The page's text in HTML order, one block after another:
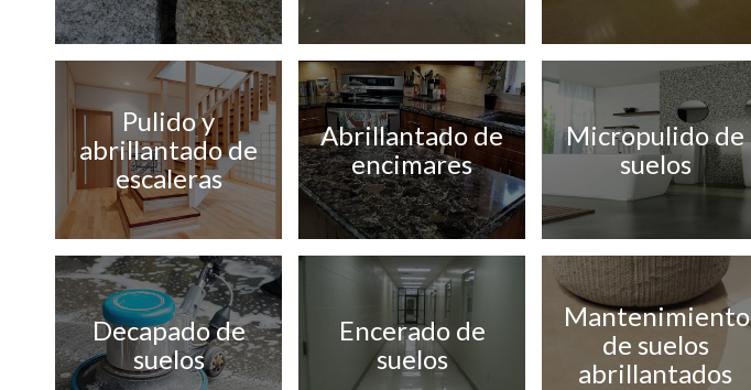
Pulido y
abrillantado de
escaleras
Abrillantado de
encimares
Micropulido de
suelos
Decapado de
suelos
Encerado de
suelos
Mantenimiento
de suelos
abrillantados